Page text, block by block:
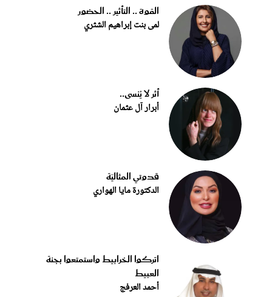
القوة .. التأثير .. الحضور
لمى بنت إبراهيم الشثري
أثر لا يُنسى..
أبرار آل عثمان
قدوتي المثاليّة
الدكتورة مايا الهواري
اتركوا الخرابيط واستمتعوا بجنة
العبيط
أحمد العرفج